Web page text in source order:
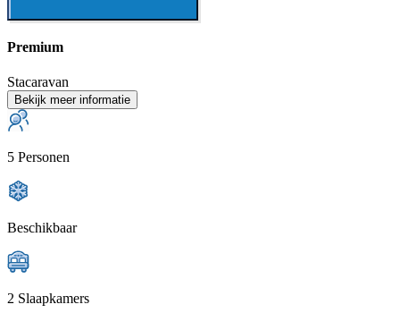
Premium
Stacaravan
Bekijk meer informatie
5 Personen
Beschikbaar
2 Slaapkamers